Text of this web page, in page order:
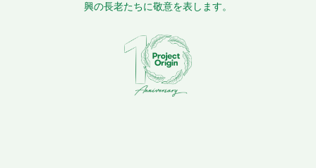
興の長老たちに敬意を表します。